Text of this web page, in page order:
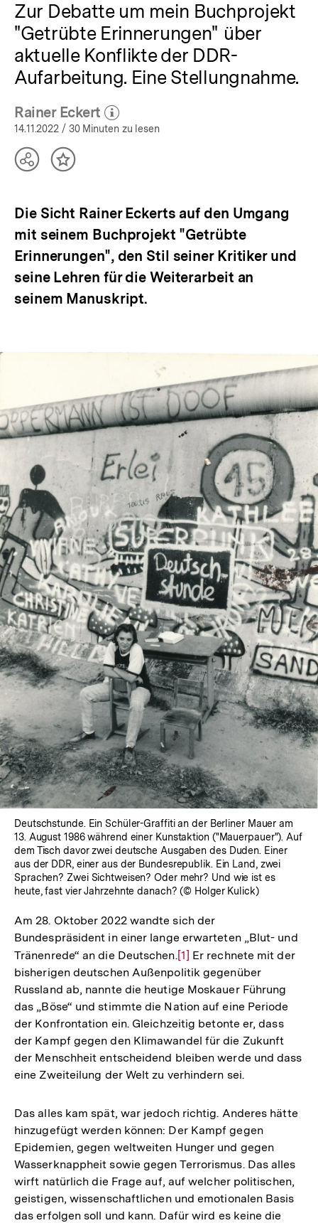
Zur Debatte um mein Buchprojekt
"Getrübte Erinnerungen" über
aktuelle Konflikte der DDR-
Aufarbeitung. Eine Stellungnahme.
Rainer Eckert
(Mehr zum Autor)
öffnen
14.11.2022 / 30 Minuten zu lesen
TeilenInhalt
Die Sicht Rainer Eckerts auf den Umgang
mit seinem Buchprojekt "Getrübte
Erinnerungen", den Stil seiner Kritiker und
seine Lehren für die Weiterarbeit an
seinem Manuskript.
Deutschstunde. Ein Schüler-Graffiti an der Berliner Mauer am
13. August 1986 während einer Kunstaktion ("Mauerpauer"). Auf
dem Tisch davor zwei deutsche Ausgaben des Duden. Einer
aus der DDR, einer aus der Bundesrepublik. Ein Land, zwei
Sprachen? Zwei Sichtweisen? Oder mehr? Und wie ist es
heute, fast vier Jahrzehnte danach? (© Holger Kulick)
Am 28. Oktober 2022 wandte sich der
Bundespräsident in einer lange erwarteten „Blut- und
Tränenrede“ an die Deutschen.Zur
Auflösung
der
Fußnote
[1] Er rechnete mit der
bisherigen deutschen Außenpolitik gegenüber
Russland ab, nannte die heutige Moskauer Führung
das „Böse“ und stimmte die Nation auf eine Periode
der Konfrontation ein. Gleichzeitig betonte er, dass
der Kampf gegen den Klimawandel für die Zukunft
der Menschheit entscheidend bleiben werde und dass
eine Zweiteilung der Welt zu verhindern sei.
Das alles kam spät, war jedoch richtig. Anderes hätte
hinzugefügt werden können: Der Kampf gegen
Epidemien, gegen weltweiten Hunger und gegen
Wasserknappheit sowie gegen Terrorismus. Das alles
wirft natürlich die Frage auf, auf welcher politischen,
geistigen, wissenschaftlichen und emotionalen Basis
das erfolgen soll und kann. Dafür wird es keine die